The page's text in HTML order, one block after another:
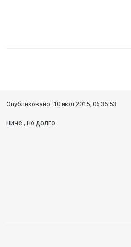
Опубликовано: 10 июл 2015, 06:36:53
ниче , но долго